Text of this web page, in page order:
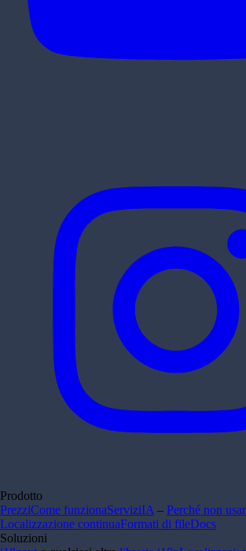
Prodotto
PrezziCome funzionaServiziIA – Perché non
Localizzazione continuaFormati di fileDocs
Soluzioni